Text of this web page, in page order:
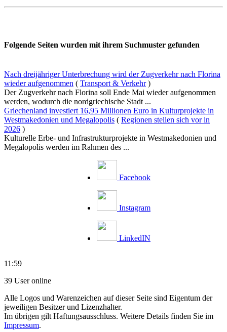
Folgende Seiten wurden mit ihrem Suchmuster gefunden
Nach dreijähriger Unterbrechung wird der Zugverkehr nach Florina
wieder aufgenommen ( Transport & Verkehr)
Der Zugverkehr nach Florina soll Ende Mai wieder aufgenommen
werden, wodurch die nordgriechische Stadt ...
Griechenland investiert 16,95 Millionen Euro in Kulturprojekte in
Westmakedonien und Megalopolis ( Regionen stellen sich vor in
2026 )
Kulturelle Erbe- und Infrastrukturprojekte in Westmakedonien und
Megalopolis werden im Rahmen des ...
Facebook
Instagram
LinkedIN
11:59
39 User online
Alle Logos und Warenzeichen auf dieser Seite sind Eigentum der
jeweiligen Besitzer und Lizenzhalter.
Im übrigen gilt Haftungsausschluss. Weitere Details finden Sie im
Impressum.